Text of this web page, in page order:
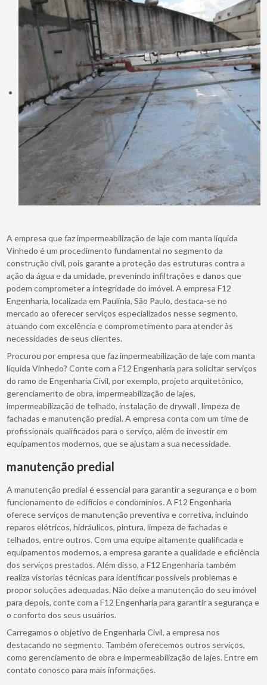
A empresa que faz impermeabilização de laje com manta líquida
Vinhedo é um procedimento fundamental no segmento da
construção civil, pois garante a proteção das estruturas contra a
ação da água e da umidade, prevenindo infiltrações e danos que
podem comprometer a integridade do imóvel. A empresa F12
Engenharia, localizada em Paulínia, São Paulo, destaca-se no
mercado ao oferecer serviços especializados nesse segmento,
atuando com excelência e comprometimento para atender às
necessidades de seus clientes.
Procurou por empresa que faz impermeabilização de laje com manta
líquida Vinhedo? Conte com a F12 Engenharia para solicitar serviços
do ramo de Engenharia Civil, por exemplo, projeto arquitetônico,
gerenciamento de obra, impermeabilização de lajes,
impermeabilização de telhado, instalação de drywall , limpeza de
fachadas e manutenção predial. A empresa conta com um time de
profissionais qualificados para o serviço, além de investir em
equipamentos modernos, que se ajustam a sua necessidade.
manutenção predial
A manutenção predial é essencial para garantir a segurança e o bom
funcionamento de edifícios e condomínios. A F12 Engenharia
oferece serviços de manutenção preventiva e corretiva, incluindo
reparos elétricos, hidráulicos, pintura, limpeza de fachadas e
telhados, entre outros. Com uma equipe altamente qualificada e
equipamentos modernos, a empresa garante a qualidade e eficiência
dos serviços prestados. Além disso, a F12 Engenharia também
realiza vistorias técnicas para identificar possíveis problemas e
propor soluções adequadas. Não deixe a manutenção do seu imóvel
para depois, conte com a F12 Engenharia para garantir a segurança e
o conforto dos seus usuários.
Carregamos o objetivo de Engenharia Civil, a empresa nos
destacando no segmento. Também oferecemos outros serviços,
como gerenciamento de obra e impermeabilização de lajes. Entre em
contato conosco para mais informações.